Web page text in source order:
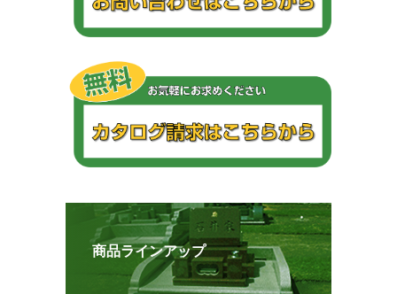
商品ラインアップ